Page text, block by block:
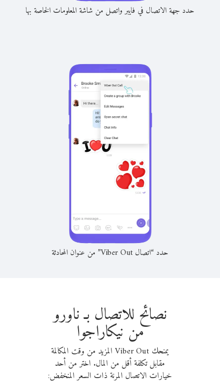
حدد جهة الاتصال في فايبر واتصل من شاشة المعلومات الخاصة بها
حدد “اتصال Viber Out” من عنوان المحادثة
نصائح للاتصال بـ ناورو
من نيكاراجوا
يمنحك Viber Out المزيد من وقت المكالمة
مقابل تكلفة أقل من المال. اختر من أحد
خيارات الاتصال المرنة ذات السعر المنخفض: